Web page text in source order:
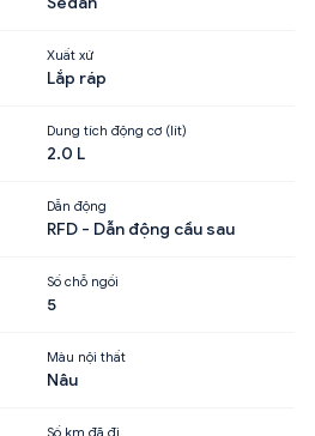
Xuất xứ
Lắp ráp
Dung tích động cơ (lít)
2.0 L
Dẫn động
RFD - Dẫn động cầu sau
Số chỗ ngồi
5
Màu nội thất
Nâu
Số km đã đi